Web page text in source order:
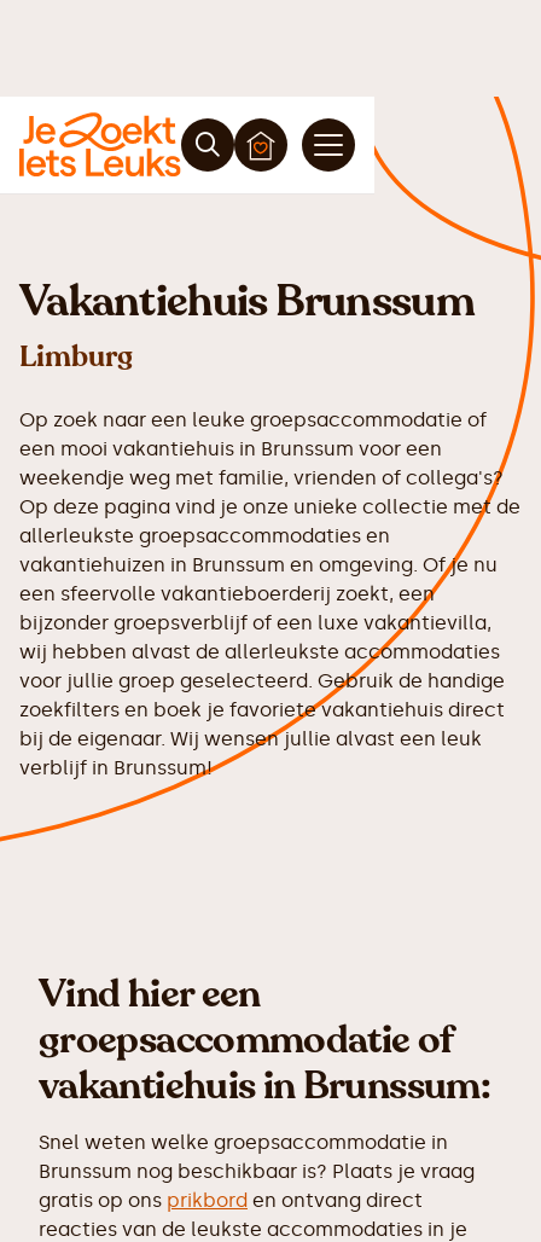
Vakantiehuis Brunssum
Limburg
Op zoek naar een leuke groepsaccommodatie of
een mooi vakantiehuis in Brunssum voor een
weekendje weg met familie, vrienden of collega's?
Op deze pagina vind je onze unieke collectie met de
allerleukste groepsaccommodaties en
vakantiehuizen in Brunssum en omgeving. Of je nu
een sfeervolle vakantieboerderij zoekt, een
bijzonder groepsverblijf of een luxe vakantievilla,
wij hebben alvast de allerleukste accommodaties
voor jullie groep geselecteerd. Gebruik de handige
zoekfilters en boek je favoriete vakantiehuis direct
bij de eigenaar. Wij wensen jullie alvast een leuk
verblijf in Brunssum!
Vind hier een
groepsaccommodatie of
vakantiehuis in Brunssum:
Snel weten welke groepsaccommodatie in
Brunssum nog beschikbaar is? Plaats je vraag
gratis op ons prikbord en ontvang direct
reacties van de leukste accommodaties in je